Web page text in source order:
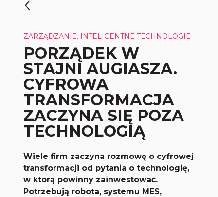
ZARZĄDZANIE, INTELIGENTNE TECHNOLOGIE
PORZĄDEK W
STAJNI AUGIASZA.
CYFROWA
TRANSFORMACJA
ZACZYNA SIĘ POZA
TECHNOLOGIĄ
Wiele firm zaczyna rozmowę o cyfrowej
transformacji od pytania o technologię,
w którą powinny zainwestować.
Potrzebują robota, systemu MES,